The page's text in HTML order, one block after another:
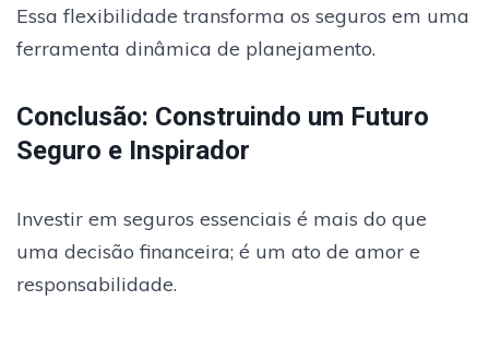
Essa flexibilidade transforma os seguros em uma
ferramenta dinâmica de planejamento.
Conclusão: Construindo um Futuro
Seguro e Inspirador
Investir em seguros essenciais é mais do que
uma decisão financeira; é um ato de amor e
responsabilidade.